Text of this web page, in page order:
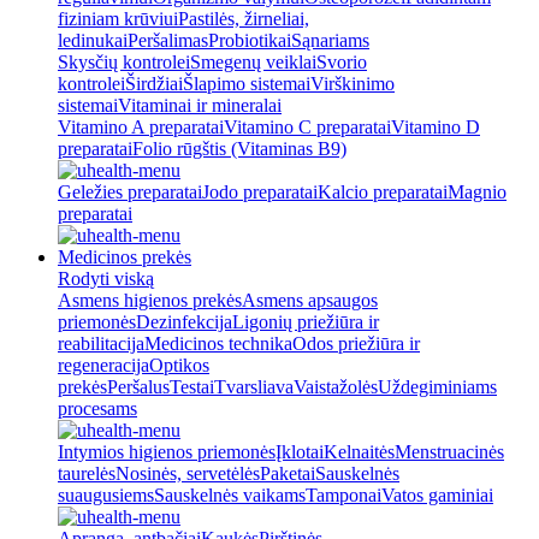
fiziniam krūviuiPastilės, žirneliai,
ledinukaiPeršalimasProbiotikaiSąnariams
Skysčių kontroleiSmegenų veiklaiSvorio
kontroleiŠirdžiaiŠlapimo sistemaiVirškinimo
sistemaiVitaminai ir mineralai
Vitamino A preparataiVitamino C preparataiVitamino D
preparataiFolio rūgštis (Vitaminas B9)
Geležies preparataiJodo preparataiKalcio preparataiMagnio
preparatai
Medicinos prekės
Rodyti viską
Asmens higienos prekėsAsmens apsaugos
priemonėsDezinfekcijaLigonių priežiūra ir
reabilitacijaMedicinos technikaOdos priežiūra ir
regeneracijaOptikos
prekėsPeršalusTestaiTvarsliavaVaistažolėsUždegiminiams
procesams
Intymios higienos priemonėsĮklotaiKelnaitėsMenstruacinės
taurelėsNosinės, servetėlėsPaketaiSauskelnės
suaugusiemsSauskelnės vaikamsTamponaiVatos gaminiai